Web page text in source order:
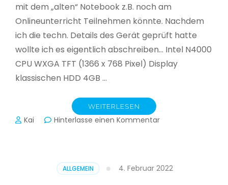
mit dem „alten“ Notebook z.B. noch am
Onlineunterricht Teilnehmen könnte. Nachdem
ich die techn. Details des Gerät geprüft hatte
wollte ich es eigentlich abschreiben… Intel N4000
CPU WXGA TFT (1366 x 768 Pixel) Display
klassischen HDD 4GB …
WEITERLESEN
Kai Hinterlasse einen Kommentarzu
ALLGEMEIN 4. Februar 2022